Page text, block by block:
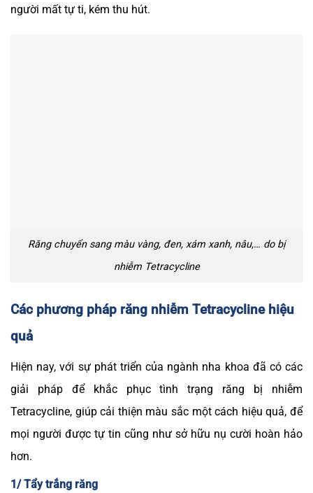
người mất tự ti, kém thu hút.
Răng chuyển sang màu vàng, đen, xám xanh, nâu,… do bị
nhiễm Tetracycline
Các phương pháp răng nhiễm Tetracycline hiệu
quả
Hiện nay, với sự phát triển của ngành nha khoa đã có các
giải pháp để khắc phục tình trạng răng bị nhiễm
Tetracycline, giúp cải thiện màu sắc một cách hiệu quả, để
mọi người được tự tin cũng như sở hữu nụ cười hoàn hảo
hơn.
1/ Tẩy trắng răng